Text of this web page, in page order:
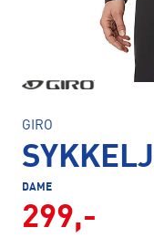
GIRO
DAME
299,-